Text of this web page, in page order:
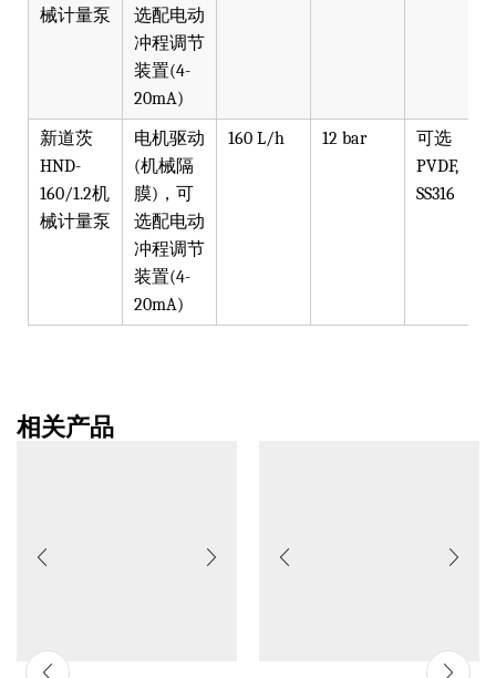
械计量泵
选配电动
冲程调节
装置(4-
20mA)
新道茨
HND-
160/1.2机
械计量泵
电机驱动
(机械隔
膜)，可
选配电动
冲程调节
装置(4-
20mA)
160 L/h 12 bar
可选
PVDF,
SS316
相关产品